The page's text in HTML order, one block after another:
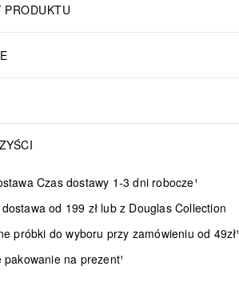
Czas dostawy 1-3 dni robocze¹
od 199 zł lub z Douglas Collection
próbki do wyboru przy zamówieniu od 49zł¹
pakowanie na prezent¹